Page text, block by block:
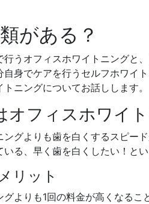
がある？
うオフィスホワイトニングと
身でケアを行うセルフホワイト
ニングについてお話しします。
オフィスホワイ
グよりも歯を白くするスピー
る、早く歯を白くしたい！とい
リット
よりも1回の料金が高くなる